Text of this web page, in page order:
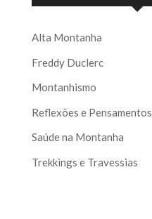
Alta Montanha
Freddy Duclerc
Montanhismo
Reflexões e Pensamentos
Saúde na Montanha
Trekkings e Travessias